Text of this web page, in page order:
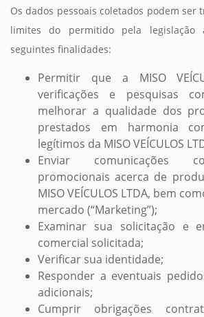
Os dados pessoais coletados podem ser
limites do permitido pela legislação
seguintes finalidades:
Permitir que a MISO
verificações e pesquisas
melhorar a qualidade dos
prestados em harmonia
legítimos da MISO VEÍCULOS
Enviar comunicações
promocionais acerca de
MISO VEÍCULOS LTDA, bem
mercado (“Marketing”);
Examinar sua solicitação e
comercial solicitada;
Verificar sua identidade;
Responder a eventuais
adicionais;
Cumprir obrigações